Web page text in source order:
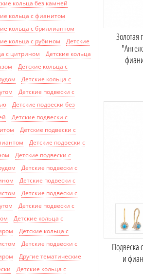
кольца без камней
кольца с фианитом
кольца с бриллиантом
кольца с рубином
Детские
с цитрином
Детские кольца
Детские кольца с
Детские кольца с
Детские подвески с
Детские подвески без
Детские подвески с
Детские подвески с
Детские подвески с
Детские подвески с
Детские подвески с
Детские подвески с
Детские подвески с
Детские подвески с
Детские кольца с
Детские кольца с
Детские подвески с
Другие тематические
Детские кольца с
Золотая
Подвеска
и